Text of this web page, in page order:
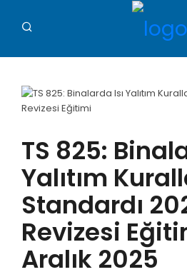
ANA SAYFA
MİMARLAR ODASI
GALERİ
İLETİŞİM
TS 825:
Yalıtım
Standardı
Revizesi
Aralık 2025